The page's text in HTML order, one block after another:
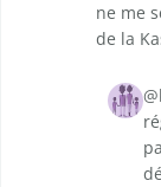
ne me
de la